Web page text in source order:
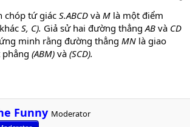
chóp tứ giác S.ABCD và M là một điểm
khác S, C). Giả sử hai đường thẳngAB và CD
minh rằng đường thẳng MN là giao
(ABM) và (SCD).
Funny Moderator